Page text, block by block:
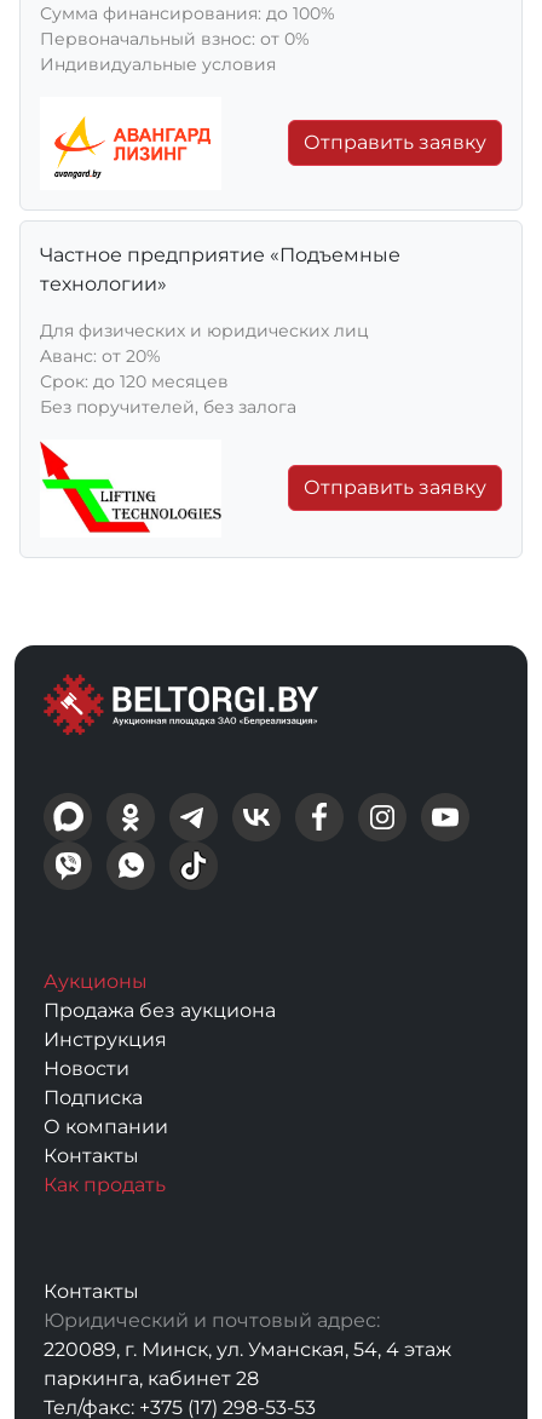
Сумма финансирования: до 100%
Первоначальный взнос: от 0%
Индивидуальные условия
Отправить заявку
Частное предприятие «Подъемные
технологии»
Для физических и юридических лиц
Aванс: от 20%
Срок: до 120 месяцев
Без поручителей, без залога
Отправить заявку
Аукционы
Продажа без аукциона
Инструкция
Новости
Подписка
О компании
Контакты
Как продать
Контакты
Юридический и почтовый адрес:
220089, г. Минск, ул. Уманская, 54, 4 этаж
паркинга, кабинет 28
Тел/факс: +375 (17) 298-53-53